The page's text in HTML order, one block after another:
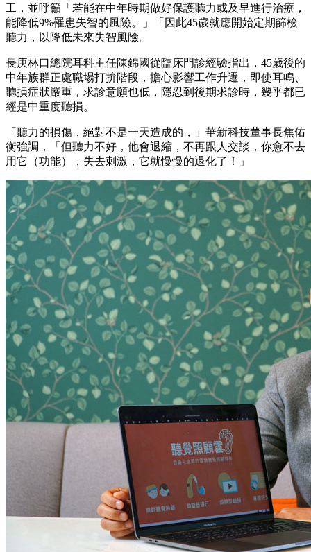
工，並呼籲「若能在中年時期做好保護聽力或及早進行治療，
能降低9%罹患失智的風險。」「因此45歲就應開始定期篩檢
聽力，以降低未來失智風險。
長庚林口總院耳科主任陳錦國從臨床門診經驗指出，45歲後的
中年族群正處職場打拚階段，擔心影響工作升遷，即使耳鳴、
聽損症狀嚴重，求診意願也低，隱忍到後期求診時，幾乎都已
經是中重度聽損。
「聽力的損傷，絕對不是一天造成的，」華新科技董事長焦佑
衡強調，「但聽力不好，他會退縮，不再跟人交談，你愈不去
用它（功能），失去刺激，它就慢慢的退化了！」